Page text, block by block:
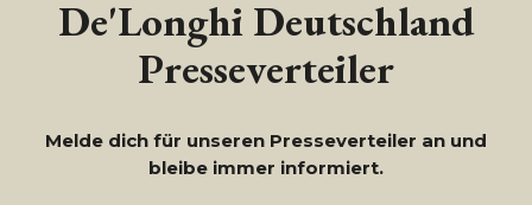
De'Longhi Deutschland
Presseverteiler
Melde dich für unseren Presseverteiler an und
bleibe immer informiert.